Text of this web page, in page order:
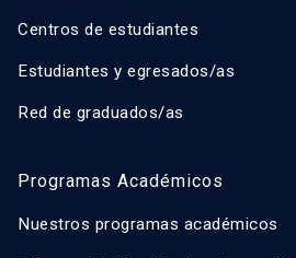
Centros de estudiantes
Estudiantes y egresados/as
Red de graduados/as
Programas Académicos
Nuestros programas académicos